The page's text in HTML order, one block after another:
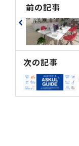
前の記事
次の記事